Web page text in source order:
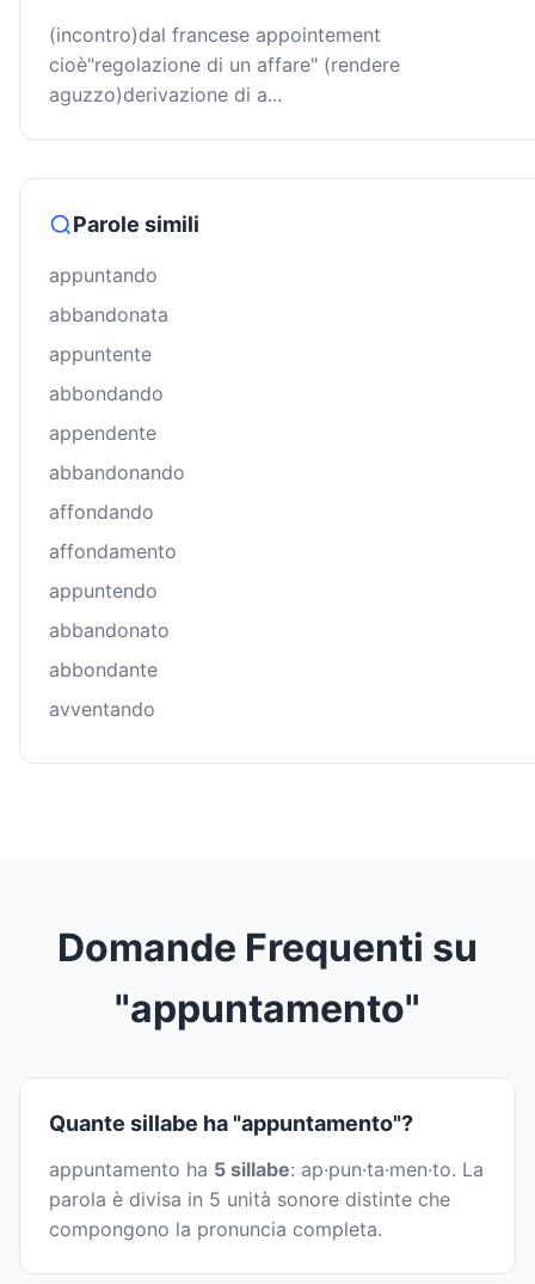
(incontro)dal francese appointement
cioè"regolazione di un affare" (rendere
aguzzo)derivazione di a...
Parole simili
appuntando
abbandonata
appuntente
abbondando
appendente
abbandonando
affondando
affondamento
appuntendo
abbandonato
abbondante
avventando
Domande Frequenti su
"appuntamento"
Quante sillabe ha "appuntamento"?
appuntamento ha 5 sillabe: ap·pun·ta·men·to. La
parola è divisa in 5 unità sonore distinte che
compongono la pronuncia completa.